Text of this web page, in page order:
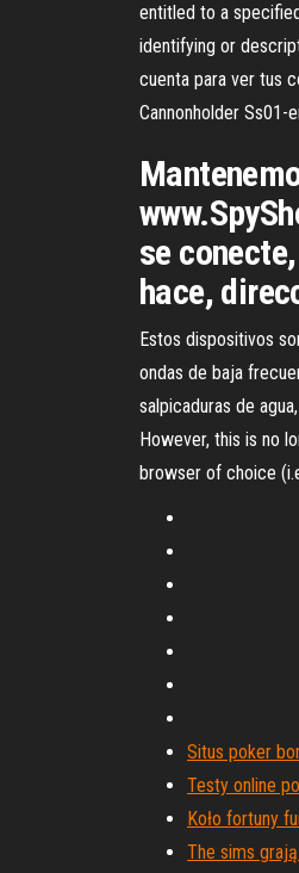
entitled to a
identifying or
cuenta para ver tus
Cannonholder Ss01-
se
hace,
Estos dispositivos
ondas de baja
salpicaduras de
However, this is no
browser of choice
Situs poker
Testy online
Koło fortuny
The sims